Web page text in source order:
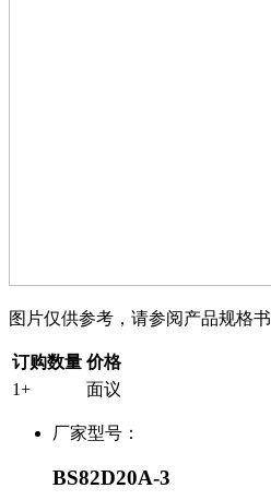
图片仅供参考，请参阅产品规格书
订购数量 价格
1+
面议
厂家型号：
BS82D20A-3